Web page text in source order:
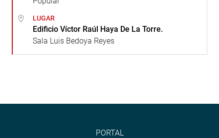
LUGAR
Edificio Víctor Raúl Haya De La Torre.
Sala Luis Bedoya Reyes
PORTAL